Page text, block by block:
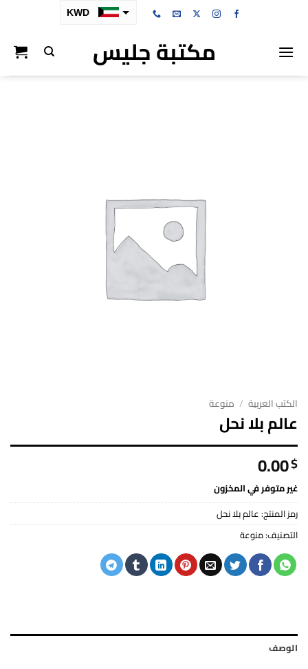
KWD
مكتبة جليس
الكتب العربية / منوعة
عالم بلا نحل
0.00$
غير متوفر في المخزون
رمز المنتج:عالم بلا نحل
التصنيف:منوعة
الوصف